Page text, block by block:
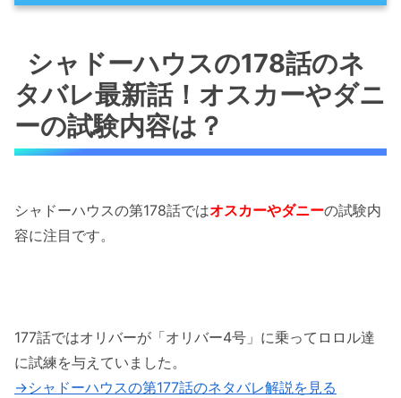
スカーやダニーの試験内容は？
シャドーハウスの178話のネタバレ最新話！ダ
ニーは極めて成績優秀！
シャドーハウスの178話のネタバレ最新話！ダ
シャドーハウスの178話のネタバレ最新話！オ
スカーが覚醒！
「シャドーハウスの178話のネタバレ最新話！
ダニーとオスカーの潜在能力が明かされる！」
まとめ
シャドーハウスの178話のネ
タバレ最新話！オスカーやダニ
ーの試験内容は？
シャドーハウスの第178話ではオスカーやダニーの試験内
容に注目です。
177話ではオリバーが「オリバー4号」に乗ってロロル達
に試練を与えていました。
→シャドーハウスの第177話のネタバレ解説を見る